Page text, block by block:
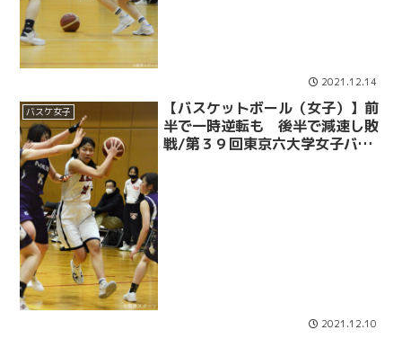
2021.12.14
バスケ女子
【バスケットボール（女子）】前
半で一時逆転も 後半で減速し敗
戦/第３９回東京六大学女子バス
2021.12.10